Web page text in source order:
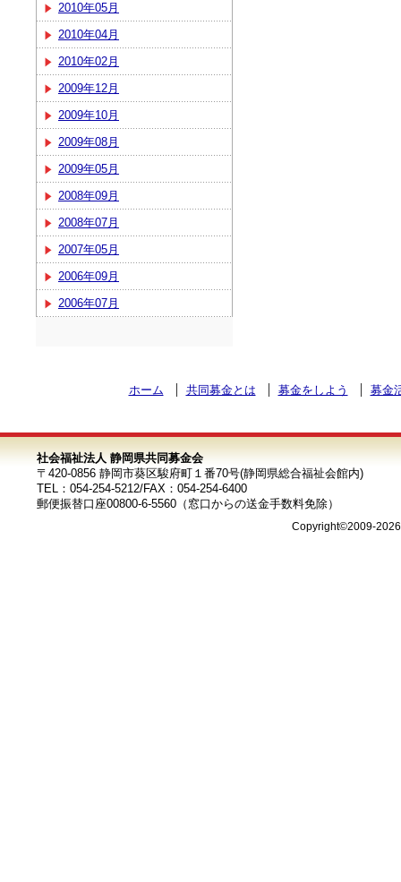
2010年05月
2010年04月
2010年02月
2009年12月
2009年10月
2009年08月
2009年05月
2008年09月
2008年07月
2007年05月
2006年09月
2006年07月
ホーム 共同募金とは 募金をしよう 募金
社会福祉法人 静岡県共同募金会
〒420-0856 静岡市葵区駿府町１番70号(静岡県総合福祉会館内)
TEL：054-254-5212/FAX：054-254-6400
郵便振替口座00800-6-5560（窓口からの送金手数料免除）
Copyright©2009-